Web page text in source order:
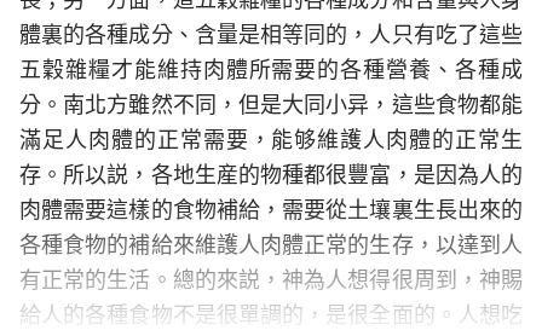
體裏的各種成分、含量是相等同的，人只有吃了這些
五穀雜糧才能維持肉體所需要的各種營養、各種成
分。南北方雖然不同，但是大同小异，這些食物都能
滿足人肉體的正常需要，能够維護人肉體的正常生
存。所以説，各地生産的物種都很豐富，是因為人的
肉體需要這樣的食物補給，需要從土壤裏生長出來的
各種食物的補給來維護人肉體正常的生存，以達到人
有正常的生活。總的來説，神為人想得很周到，神賜
給人的各種食物不是很單調的，是很全面的。人想吃